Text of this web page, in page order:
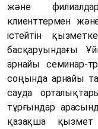
және
клиенттермен
істейтін
басқаруындағы
арнайы семинар-
соңында арнайы
сауда
тұрғындар
қазақша қызмет